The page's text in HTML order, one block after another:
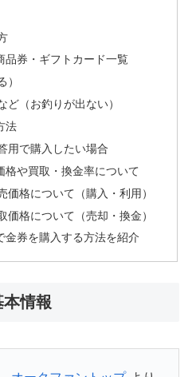
品券・ギフトカード一覧
）
ど（お釣りが出ない）
法
用で購入したい場合
格や買取・換金率について
価格について（購入・利用）
価格について（売却・換金）
金券を購入する方法を紹介
情報